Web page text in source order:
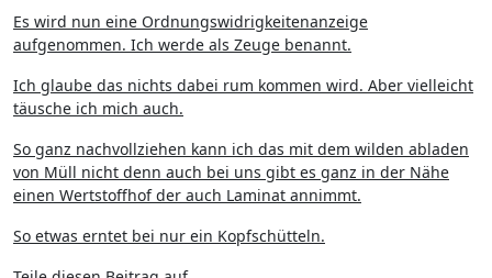
Es wird nun eine Ordnungswidrigkeitenanzeige
aufgenommen. Ich werde als Zeuge benannt.
Ich glaube das nichts dabei rum kommen wird. Aber vielleicht
täusche ich mich auch.
So ganz nachvollziehen kann ich das mit dem wilden abladen
von Müll nicht denn auch bei uns gibt es ganz in der Nähe
einen Wertstoffhof der auch Laminat annimmt.
So etwas erntet bei nur ein Kopfschütteln.